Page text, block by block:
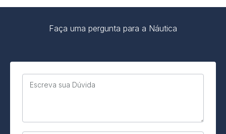
Faça uma pergunta para a Náutica
Escreva sua Dúvida